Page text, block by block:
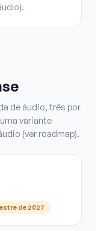
de áudio, três por
variante
(ver roadmap).
de 2027